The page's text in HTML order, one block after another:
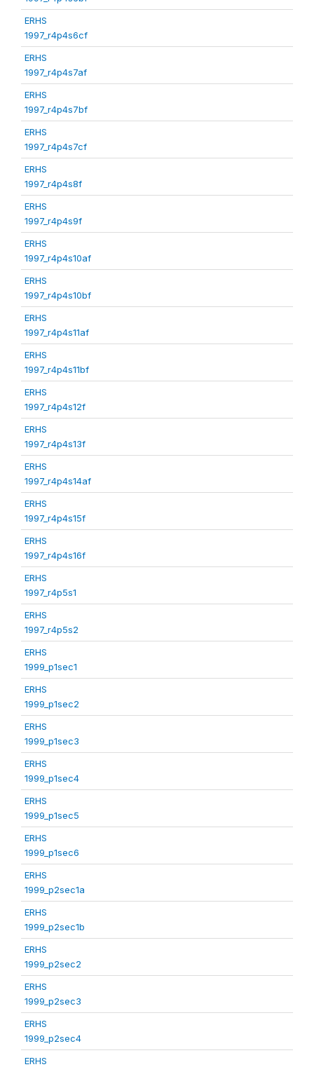
ERHS
1997_r4p4s6cf
ERHS
1997_r4p4s7af
ERHS
1997_r4p4s7bf
ERHS
1997_r4p4s7cf
ERHS
1997_r4p4s8f
ERHS
1997_r4p4s9f
ERHS
1997_r4p4s10af
ERHS
1997_r4p4s10bf
ERHS
1997_r4p4s11af
ERHS
1997_r4p4s11bf
ERHS
1997_r4p4s12f
ERHS
1997_r4p4s13f
ERHS
1997_r4p4s14af
ERHS
1997_r4p4s15f
ERHS
1997_r4p4s16f
ERHS
1997_r4p5s1
ERHS
1997_r4p5s2
ERHS
1999_p1sec1
ERHS
1999_p1sec2
ERHS
1999_p1sec3
ERHS
1999_p1sec4
ERHS
1999_p1sec5
ERHS
1999_p1sec6
ERHS
1999_p2sec1a
ERHS
1999_p2sec1b
ERHS
1999_p2sec2
ERHS
1999_p2sec3
ERHS
1999_p2sec4
ERHS